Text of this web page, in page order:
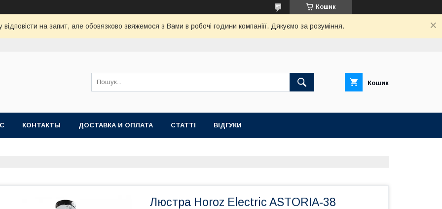
Кошик
на запит, але обовязково звяжемося з Вами в робочі години компаніїї. Дякуємо за розуміння.
Кошик
КОНТАКТЫ ДОСТАВКА И ОПЛАТА СТАТТІ ВІДГУКИ
Люстра Horoz Electric ASTORIA-38